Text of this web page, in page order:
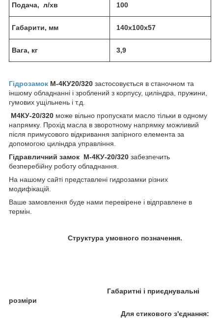
Подача, л/хв 100
Габарити, мм 140х100х57
Вага, кг 3,9
Гідрозамок М-4КУ20/320 застосовується в станочном та
іншому обладнанні і зроблений з корпусу, циліндра, пружини,
гумових ущільнень і т.д.
М4КУ-20/320 може вільно пропускати масло тільки в одному
напрямку. Прохід масла в зворотному напрямку можливий
після примусового відкривання запірного елемента за
допомогою циліндра управління.
Гідравличний замок М-4КУ-20/320 забезпечить
безперебійну роботу обладнання.
На нашому сайті представлені гидрозамки різних
модифікацій.
Ваше замовлення буде нами перевірене і відправлене в
термін.
Структура умовного позначення.
Габаритні і приєднувальні
розміри
Для стикового з'єднання: